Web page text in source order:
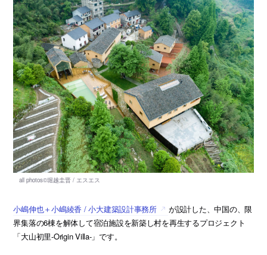
小嶋伸也＋小嶋綾香 / 小大建築設計事務所
が設計した、中国の、限
界集落の6棟を解体して宿泊施設を新築し村を再生するプロジェクト
「大山初里-Origin Villa-」です。